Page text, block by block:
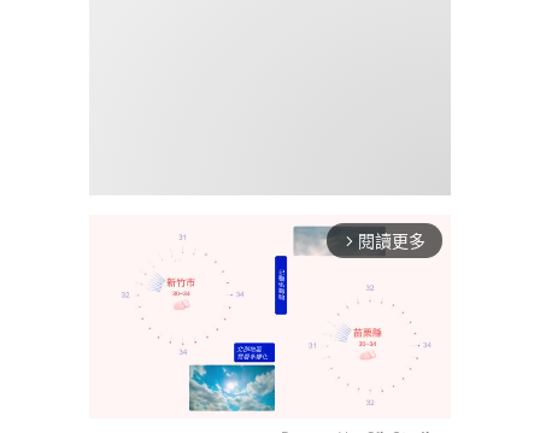
arrow_forward_ios 閱讀更多